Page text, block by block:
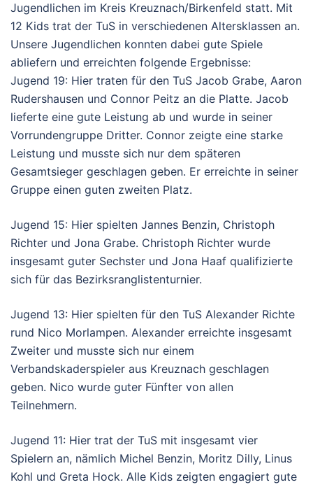
Jugendlichen im Kreis Kreuznach/Birkenfeld statt. Mit
12 Kids trat der TuS in verschiedenen Altersklassen an.
Unsere Jugendlichen konnten dabei gute Spiele
abliefern und erreichten folgende Ergebnisse:
Jugend 19: Hier traten für den TuS Jacob Grabe, Aaron
Rudershausen und Connor Peitz an die Platte. Jacob
lieferte eine gute Leistung ab und wurde in seiner
Vorrundengruppe Dritter. Connor zeigte eine starke
Leistung und musste sich nur dem späteren
Gesamtsieger geschlagen geben. Er erreichte in seiner
Gruppe einen guten zweiten Platz.
Jugend 15: Hier spielten Jannes Benzin, Christoph
Richter und Jona Grabe. Christoph Richter wurde
insgesamt guter Sechster und Jona Haaf qualifizierte
sich für das Bezirksranglistenturnier.
Jugend 13: Hier spielten für den TuS Alexander Richte
rund Nico Morlampen. Alexander erreichte insgesamt
Zweiter und musste sich nur einem
Verbandskaderspieler aus Kreuznach geschlagen
geben. Nico wurde guter Fünfter von allen
Teilnehmern.
Jugend 11: Hier trat der TuS mit insgesamt vier
Spielern an, nämlich Michel Benzin, Moritz Dilly, Linus
Kohl und Greta Hock. Alle Kids zeigten engagiert gute